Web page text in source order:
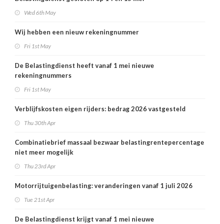
Wed 6th May
Wij hebben een nieuw rekeningnummer
Fri 1st May
De Belastingdienst heeft vanaf 1 mei nieuwe
rekeningnummers
Fri 1st May
Verblijfskosten eigen rijders: bedrag 2026 vastgesteld
Thu 30th Apr
Combinatiebrief massaal bezwaar belastingrentepercentage
niet meer mogelijk
Thu 23rd Apr
Motorrijtuigenbelasting: veranderingen vanaf 1 juli 2026
Tue 21st Apr
De Belastingdienst krijgt vanaf 1 mei nieuwe